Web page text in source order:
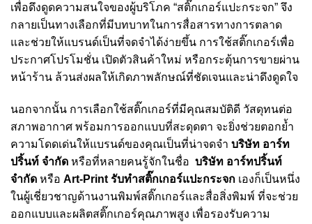
เพื่อดึงดูดความสนใจของผู้บริโภค “สติ๊กเกอร์แปะกระจก” จึง
กลายเป็นทางเลือกที่มีบทบาทในการสื่อสารทางการตลาด
และช่วยให้แบรนด์เป็นที่จดจำได้ง่ายขึ้น การใช้สติ๊กเกอร์เพื่อ
ประกาศโปรโมชั่น เปิดตัวสินค้าใหม่ หรือกระตุ้นการขายผ่าน
หน้าร้าน ล้วนส่งผลให้เกิดภาพลักษณ์ที่ชัดเจนและน่าดึงดูดใจ
นอกจากนั้น การเลือกใช้สติ๊กเกอร์ที่มีคุณสมบัติดี วัสดุทนต่อ
สภาพอากาศ พร้อมการออกแบบที่สะดุดตา จะยิ่งช่วยตอกย้ำ
ความโดดเด่นให้แบรนด์ของคุณเป็นที่น่าจดจำ บริษัท อาร์ท
ปริ้นท์ จำกัด หรือที่หลายคนรู้จักในชื่อ บริษัท อาร์ทปริ้นท์
จำกัด หรือ Art-Print รับทำสติ๊กเกอร์แปะกระจก เองก็เป็นหนึ่ง
ในผู้เชี่ยวชาญด้านงานพิมพ์สติ๊กเกอร์และสื่อสิ่งพิมพ์ ที่จะช่วย
ออกแบบและผลิตสติ๊กเกอร์คุณภาพสูง เพื่อรองรับความ